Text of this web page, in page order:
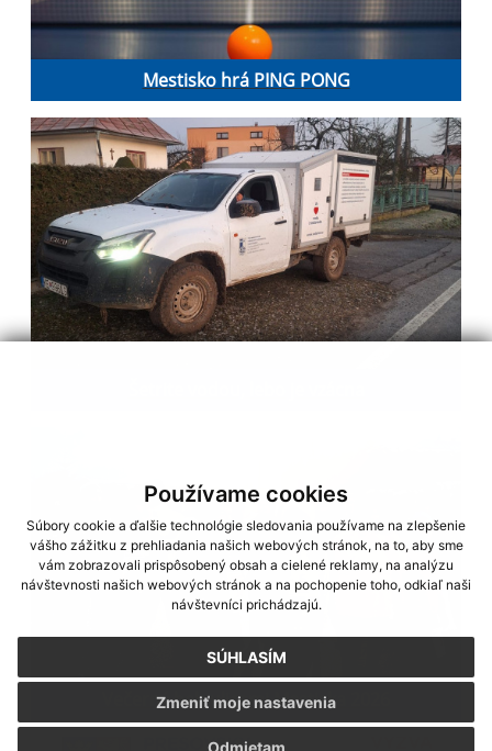
Používame cookies
Súbory cookie a ďalšie technológie sledovania používame na zlepšenie
vášho zážitku z prehliadania našich webových stránok, na to, aby sme
vám zobrazovali prispôsobený obsah a cielené reklamy, na analýzu
návštevnosti našich webových stránok a na pochopenie toho, odkiaľ naši
návštevníci prichádzajú.
SÚHLASÍM
Zmeniť moje nastavenia
Mestisko hrá PING PONG
Večerný beh ulicami Mestiska 2026